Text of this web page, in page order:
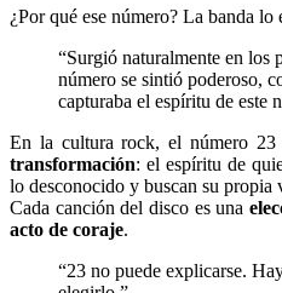
¿Por qué ese número? La banda lo
“Surgió naturalmente en los
número se sintió poderoso,
capturaba el espíritu de este
En la cultura rock, el número 23
transformación: el espíritu de
lo desconocido y buscan su propia
Cada canción del disco es una
acto de coraje.
“23 no puede explicarse.